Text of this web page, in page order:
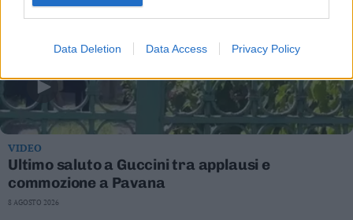
Data Deletion Data Access Privacy Policy
VIDEO
Ultimo saluto a Guccini tra applausi e
commozione a Pavana
8 AGOSTO 2026